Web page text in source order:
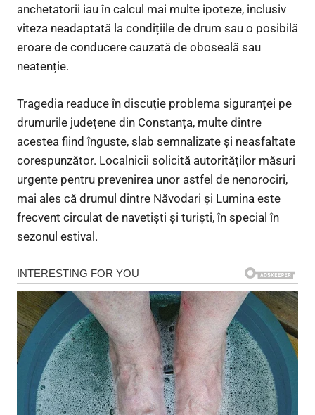
anchetatorii iau în calcul mai multe ipoteze, inclusiv
viteza neadaptată la condițiile de drum sau o posibilă
eroare de conducere cauzată de oboseală sau
neatenție.
Tragedia readuce în discuție problema siguranței pe
drumurile județene din Constanța, multe dintre
acestea fiind înguste, slab semnalizate și neasfaltate
corespunzător. Localnicii solicită autorităților măsuri
urgente pentru prevenirea unor astfel de nenorociri,
mai ales că drumul dintre Năvodari și Lumina este
frecvent circulat de navetiști și turiști, în special în
sezonul estival.